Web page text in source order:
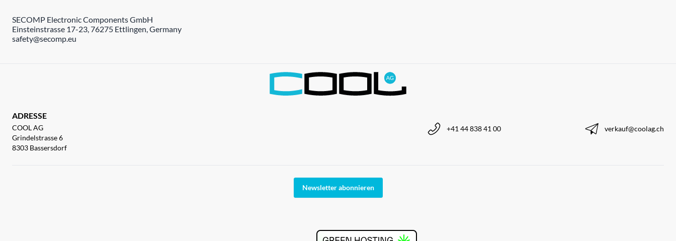
SECOMP Electronic Components GmbH
Einsteinstrasse 17-23, 76275 Ettlingen, Germany
safety@secomp.eu
ADRESSE
COOL AG
Grindelstrasse 6
8303 Bassersdorf
+41 44 838 41 00 verkauf@coolag.ch
Newsletter abonnieren